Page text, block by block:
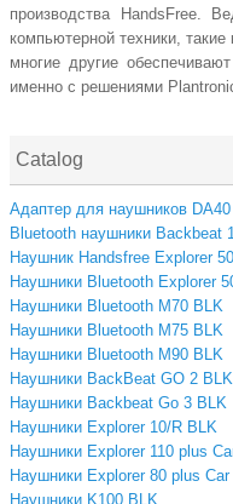
производства
HandsFree.
компьютерной техники, такие
многие другие
именно с решениями
Catalog
Адаптер для наушников
Bluetooth наушники Backbeat
Наушник Handsfree Explorer
Наушники Bluetooth Explorer
Наушники Bluetooth M70 BLK
Наушники Bluetooth M75 BLK
Наушники Bluetooth M90 BLK
Наушники BackBeat GO 2 BLK
Наушники Backbeat Go 3 BLK
Наушники Explorer 10/R BLK
Наушники Explorer 110 plus
Наушники Explorer 80 plus
Наушники K100 BLK